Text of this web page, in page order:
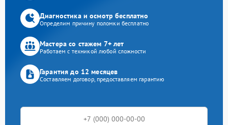
Диагностика и осмотр бесплатно
Определим причину поломки бесплатно
Мастера со стажем 7+ лет
Работаем с техникой любой сложности
Гарантия до 12 месяцев
Составляем договор, предоставляем гарантию